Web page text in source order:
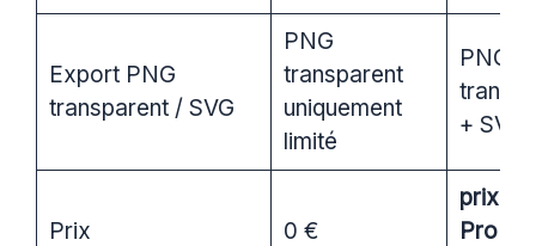
Export PNG
transparent / SVG
PNG
transparent
uniquement
limité
PNG
+ SVG
Prix 0 €
prix
Pro